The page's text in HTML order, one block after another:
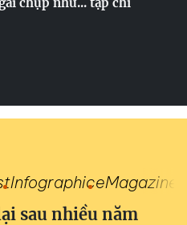
InfographiceMagazine
sau nhiều năm